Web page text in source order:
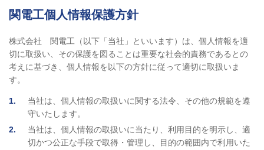
関電工個人情報保護方針
株式会社 関電工（以下「当社」といいます）は、個人情報を適
切に取扱い、その保護を図ることは重要な社会的責務であるとの
考えに基づき、個人情報を以下の方針に従って適切に取扱いま
す。
1
当社は、個人情報の取扱いに関する法令、その他の規範を遵
守いたします。
2
当社は、個人情報の取扱いに当たり、利用目的を明示し、適
切かつ公正な手段で取得・管理し、目的の範囲内で利用いた